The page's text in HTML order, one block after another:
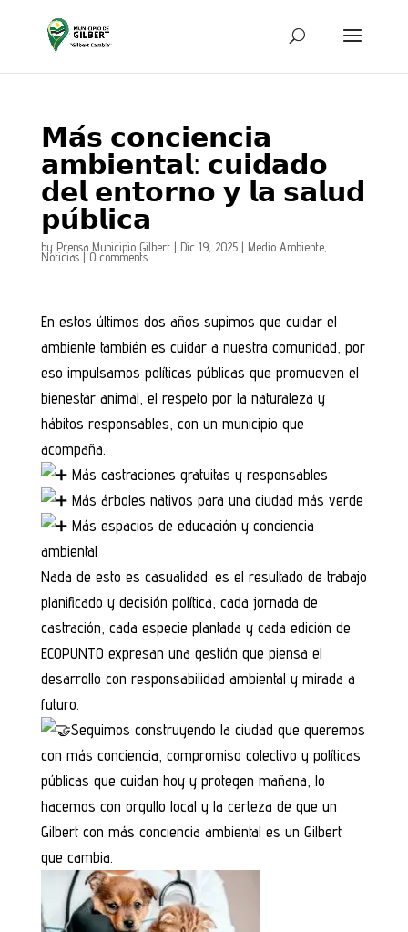
𝗠𝗮́𝘀 𝗰𝗼𝗻𝗰𝗶𝗲𝗻𝗰𝗶𝗮
𝗮𝗺𝗯𝗶𝗲𝗻𝘁𝗮𝗹: 𝗰𝘂𝗶𝗱𝗮𝗱𝗼
𝗱𝗲𝗹 𝗲𝗻𝘁𝗼𝗿𝗻𝗼 𝘆 𝗹𝗮 𝘀𝗮𝗹𝘂𝗱
𝗽𝘂́𝗯𝗹𝗶𝗰𝗮
by Prensa Municipio Gilbert| Dic 19, 2025| Medio Ambiente,
Noticias| 0 comments
En estos últimos dos años supimos que cuidar el
ambiente también es cuidar a nuestra comunidad, por
eso impulsamos políticas públicas que promueven el
bienestar animal, el respeto por la naturaleza y
hábitos responsables, con un municipio que
acompaña.
Más castraciones gratuitas y responsables
Más árboles nativos para una ciudad más verde
Más espacios de educación y conciencia
ambiental
Nada de esto es casualidad: es el resultado de trabajo
planificado y decisión política, cada jornada de
castración, cada especie plantada y cada edición de
ECOPUNTO expresan una gestión que piensa el
desarrollo con responsabilidad ambiental y mirada a
futuro.
Seguimos construyendo la ciudad que queremos
con más conciencia, compromiso colectivo y políticas
públicas que cuidan hoy y protegen mañana, lo
hacemos con orgullo local y la certeza de que un
Gilbert con más conciencia ambiental es un Gilbert
que cambia.